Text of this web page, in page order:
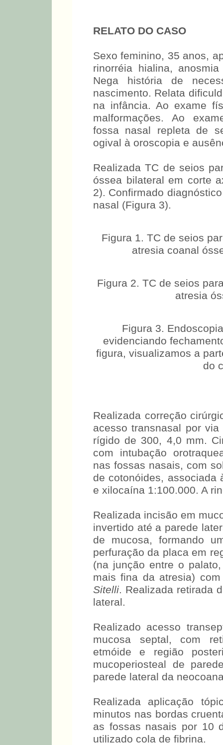
RELATO DO CASO
Sexo feminino, 35 anos,
rinorréia hialina,
Nega história de
nascimento. Relata
na infância. Ao exame
malformações. Ao
fossa nasal repleta de
ogival à oroscopia e
Realizada TC de seios
óssea bilateral em corte
2). Confirmado
nasal (Figura 3).
Figura 1. TC de seios
atresia coanal
Figura 2. TC de seios
atresia
Figura 3.
evidenciando
figura, visualizamos a
do
Realizada correção
acesso transnasal por
rígido de 300, 4,0 mm.
com intubação
nas fossas nasais, com
de cotonóides, associada
e xilocaína 1:100.000. A
Realizada incisão em
invertido até a parede
de mucosa, formando
perfuração da placa em
(na junção entre o
mais fina da atresia)
Sitelli. Realizada retirada
lateral.
Realizado acesso
mucosa septal, com
etmóide e região
mucoperiosteal de
parede lateral da
Realizada aplicação
minutos nas bordas
as fossas nasais por 10
utilizado cola de fibrina.